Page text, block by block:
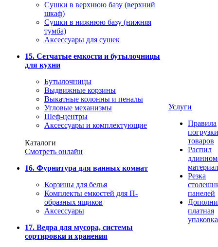
Сушки в верхнюю базу (верхний
шкаф)
Сушки в нижнюю базу (нижняя
тумба)
Аксессуары для сушек
15. Сетчатые емкости и бутылочницы
для кухни
Бутылочницы
Выдвижные корзины
Выкатные колонны и пеналы
Угловые механизмы
Шеф-центры
Аксессуары и комплектующие
Каталоги
Смотреть онлайн
16. Фурнитура для ванных комнат
Корзины для белья
Комплекты емкостей для П-
образных ящиков
Аксессуары
17. Ведра для мусора, системы
сортировки и хранения
Услуги
Правила
погрузки
товаров
Распил
Резка
панелей
платная
упаковка